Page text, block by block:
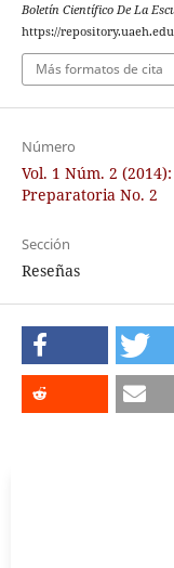
Boletín Científico De La
https://
Más formatos de cita
Número
Vol. 1 Núm. 2
Preparatoria No. 2
Sección
Reseñas